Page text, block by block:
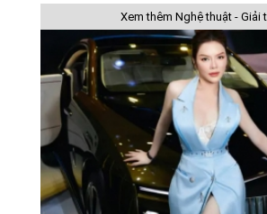
Xem thêm Nghệ thuật - Giải